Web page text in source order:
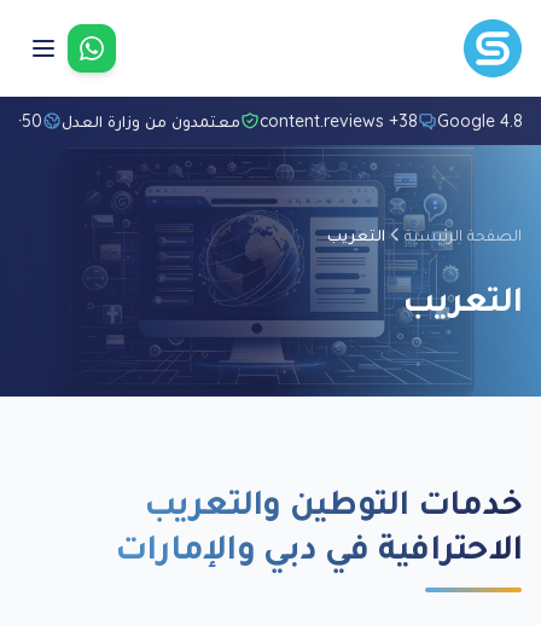
تواصل
4.8/5 Google
38+ content.reviews معتمدون من وزارة العدل 50+ لغة
الصفحة الرئيسية التعريب
التعريب
خدمات التوطين والتعريب
الاحترافية في دبي والإمارات